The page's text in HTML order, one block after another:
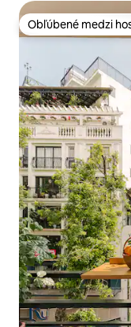
Obľúbené medzi
Obľúbené medzi